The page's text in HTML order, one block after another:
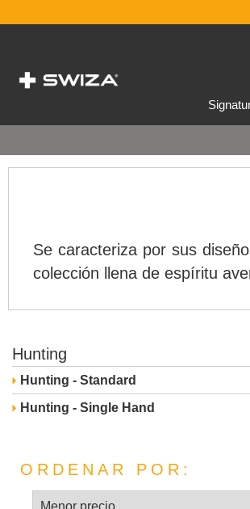
Se caracteriza por sus
colección llena de espíritu
Hunting
Hunting - Standard
Hunting - Single Hand
ORDENAR POR: